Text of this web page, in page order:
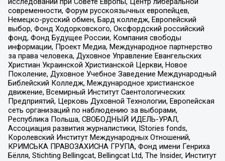
современности, Форум русскоязычных европейцев,
Немецко-русский обмен, Бард колледж, Европейский
выбор, Фонд Ходорковского, Оксфордский российский
фонд, Фонд Будущее России, Компания свободы
информации, Проект Медиа, Международное партнерство
за права человека, Духовное Управление Евангельских
Христиан Украинской Христианской Церкви, Новое
Поколение, Духовное Учебное Заведение Международный
Библейский Колледж, Международное христианское
движение, Всемирный Институт Саентологических
Предприятий, Церковь Духовной Технологии, Европейская
сеть организаций по наблюдению за выборами,
Республика Польша, СВОБОДНЫЙ ИДЕЛЬ-УРАЛ,
Ассоциация развития журналистики, IStories fonds,
Королевский Институт Международных Отношений,
КРИМСЬКА ПРАВОЗАХИСНА ГРУПА, Фонд имени Генриха
Бёлля, Stichting Bellingcat, Bellingcat Ltd, The Insider, Институт